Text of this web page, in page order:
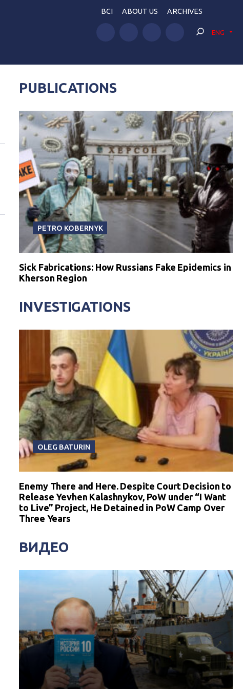
BCI ABOUT US ARCHIVES
ENG
PUBLICATIONS
PETRO KOBERNYK
Sick Fabrications: How Russians Fake Epidemics in
Kherson Region
INVESTIGATIONS
OLEG BATURIN
Enemy There and Here. Despite Court Decision to
Release Yevhen Kalashnykov, PoW under “I Want
to Live” Project, He Detained in PoW Camp Over
Three Years
ВИДЕО